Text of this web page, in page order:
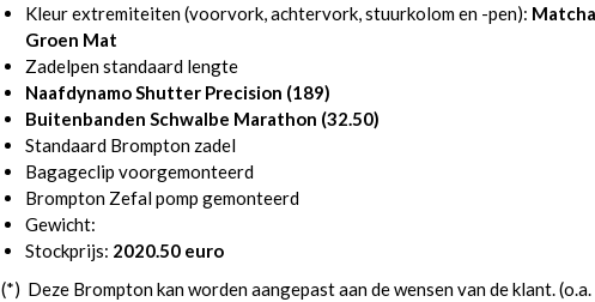
Kleur extremiteiten (voorvork, achtervork, stuurkolom en -pen): Matcha
Groen Mat
Zadelpen standaard lengte
Naafdynamo Shutter Precision (189)
Buitenbanden Schwalbe Marathon (32.50)
Standaard Brompton zadel
Bagageclip voorgemonteerd
Brompton Zefal pomp gemonteerd
Gewicht:
Stockprijs: 2020.50 euro
(*) Deze Brompton kan worden aangepast aan de wensen van de klant. (o.a.